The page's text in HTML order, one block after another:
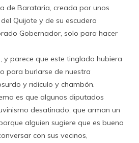
de Barataria, creada por unos
Quijote y de su escudero
Gobernador, solo para hacer
y parece que este tinglado hubiera
para burlarse de nuestra
y ridículo y chambón.
es que algunos diputados
desatinado, que arman un
alguien sugiere que es bueno
con sus vecinos,